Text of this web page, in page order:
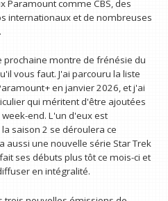
Paramount comme CBS, des
internationaux et de nombreuses
prochaine montre de frénésie du
vous faut. J'ai parcouru la liste
en janvier 2026, et j'ai
qui méritent d'être ajoutées
end. L'un d'eux est
saison 2 se déroulera ce
aussi une nouvelle série Star Trek
ses débuts plus tôt ce mois-ci et
en intégralité.